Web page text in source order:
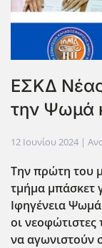
ΕΣΚΔ
την Ψωμά
12 Ιουνίου 2024 |
Την πρώτη του
τμήμα μπάσκετ
Ιφηγένεια
οι
να αγωνιστούν